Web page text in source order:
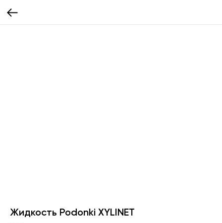
Жидкость Podonki XYLINET